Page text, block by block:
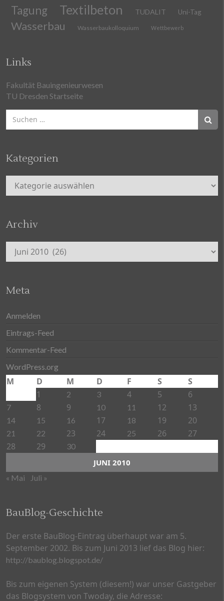
Tagung Textilbeton TUDALIT Uni-Tag
Wasserbau Wasserbaukolloquium Wettbewerb
Links
Fakultät Bauingenieurwesen
TU Dresden Startseite
Suchen
nach:
Kategorien
Kategorien
Archiv
Archiv
Meta
Anmelden
Eintrags-Feed
Kommentar-Feed
WordPress.org
JUNI 2010
M D M D F S
S
1
2 3 4 5 6
7 8 9 10 11 12 13
14 15 16 17 18 19 20
21 22 23 24 25 26
27
28
29 30
« Mai Juli »
BauBlog-Geschichte
Der erste BauBlog-Eintrag überhaupt war am 5.
September 2002. Bis zum Juni 2013 lief das Blog hier:
http://baublog.blogspot.de/
Bis zum eigenen System (diesem!) war unser Gastgeber
das Blogsystem von Twoday, die Adresse: